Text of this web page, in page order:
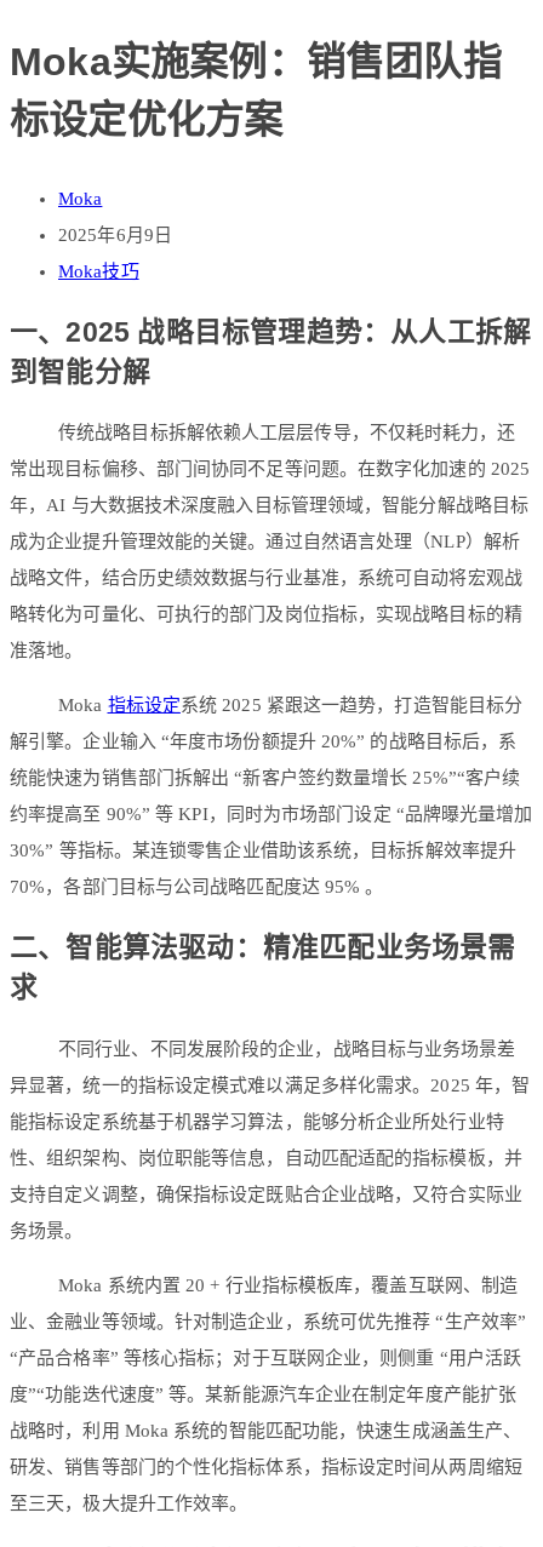
Moka实施案例：销售团队指
标设定优化方案
Moka
2025年6月9日
Moka技巧
一、2025 战略目标管理趋势：从人工拆解
到智能分解
传统战略目标拆解依赖人工层层传导，不仅耗时耗力，还
常出现目标偏移、部门间协同不足等问题。在数字化加速的 2025
年，AI 与大数据技术深度融入目标管理领域，智能分解战略目标
成为企业提升管理效能的关键。通过自然语言处理（NLP）解析
战略文件，结合历史绩效数据与行业基准，系统可自动将宏观战
略转化为可量化、可执行的部门及岗位指标，实现战略目标的精
准落地。
Moka 指标设定系统 2025 紧跟这一趋势，打造智能目标分
解引擎。企业输入 “年度市场份额提升 20%” 的战略目标后，系
统能快速为销售部门拆解出 “新客户签约数量增长 25%”“客户续
约率提高至 90%” 等 KPI，同时为市场部门设定 “品牌曝光量增加
30%” 等指标。某连锁零售企业借助该系统，目标拆解效率提升
70%，各部门目标与公司战略匹配度达 95% 。
二、智能算法驱动：精准匹配业务场景需
求
不同行业、不同发展阶段的企业，战略目标与业务场景差
异显著，统一的指标设定模式难以满足多样化需求。2025 年，智
能指标设定系统基于机器学习算法，能够分析企业所处行业特
性、组织架构、岗位职能等信息，自动匹配适配的指标模板，并
支持自定义调整，确保指标设定既贴合企业战略，又符合实际业
务场景。
Moka 系统内置 20 + 行业指标模板库，覆盖互联网、制造
业、金融业等领域。针对制造企业，系统可优先推荐 “生产效率”
“产品合格率” 等核心指标；对于互联网企业，则侧重 “用户活跃
度”“功能迭代速度” 等。某新能源汽车企业在制定年度产能扩张
战略时，利用 Moka 系统的智能匹配功能，快速生成涵盖生产、
研发、销售等部门的个性化指标体系，指标设定时间从两周缩短
至三天，极大提升工作效率。